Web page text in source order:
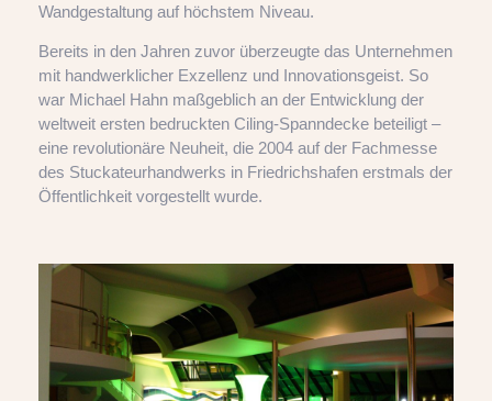
Wandgestaltung auf höchstem Niveau.
Bereits in den Jahren zuvor überzeugte das Unternehmen
mit handwerklicher Exzellenz und Innovationsgeist. So
war Michael Hahn maßgeblich an der Entwicklung der
weltweit ersten bedruckten Ciling-Spanndecke beteiligt –
eine revolutionäre Neuheit, die 2004 auf der Fachmesse
des Stuckateurhandwerks in Friedrichshafen erstmals der
Öffentlichkeit vorgestellt wurde.